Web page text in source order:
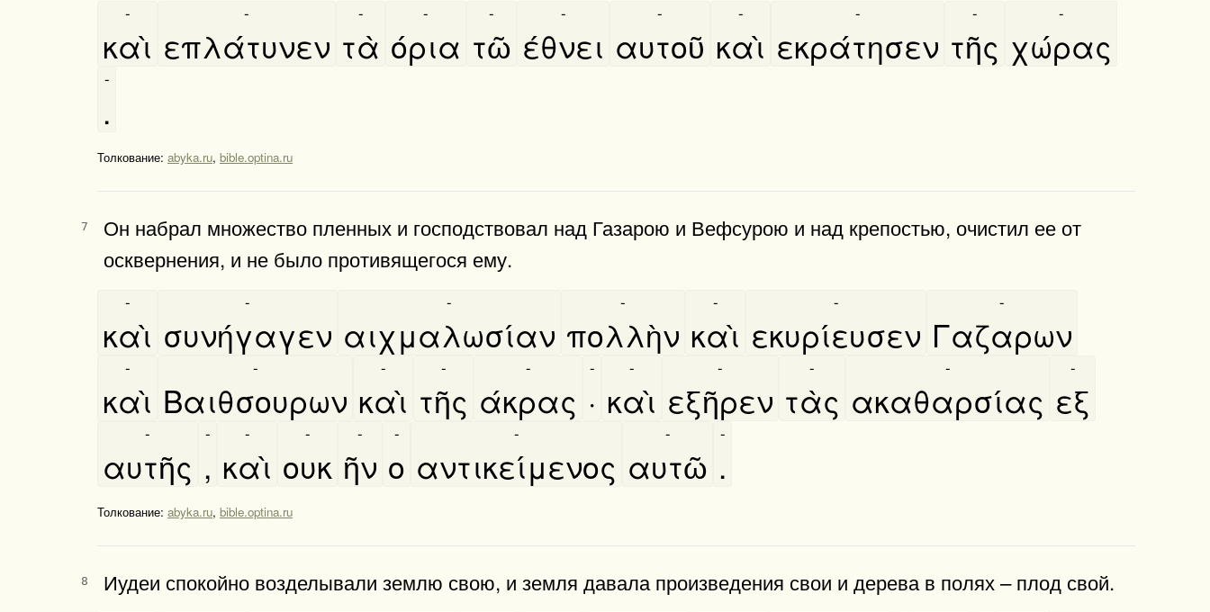
καὶ
-
επλάτυνεν
-
τὰ
-
όρια
-
τῶ
-
έθνει
-
αυτοῦ
-
καὶ
-
εκράτησεν
-
τῆς
-
χώρας
-
.
-
Толкование: abyka.ru, bible.optina.ru
7
Он набрал множе­с­т­во плен­ных и го­с­по­д­с­т­во­вал над Газарою и Вефсурою и над крепостью, очистил ее от
оскверне­ния, и не было про­тивящегося ему.
καὶ
-
συνήγαγεν
-
αιχμαλωσίαν
-
πολλὴν
-
καὶ
-
εκυρίευσεν
-
Γαζαρων
-
καὶ
-
Βαιθσουρων
-
καὶ
-
τῆς
-
άκρας
-
·
-
καὶ
-
εξῆρεν
-
τὰς
-
ακαθαρσίας
-
εξ
-
αυτῆς
-
,
-
καὶ
-
ουκ
-
ῆν
-
ο
-
αντικείμενος
-
αυτῶ
-
.
-
Толкование: abyka.ru, bible.optina.ru
8 Иудеи спокойно воз­делывали землю свою, и земля давала про­изведе­ния свои и дерева в по­лях – плод свой.